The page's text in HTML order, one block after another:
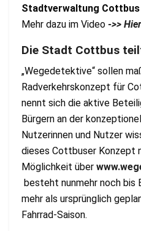
Stadtverwaltung
Mehr dazu im Video ->>
Die Stadt Cottbus
„Wegedetektive“ sollen
Radverkehrskonzept für
nennt sich die aktive
Bürgern an der
Nutzerinnen und Nutzer
dieses Cottbuser Konzept
Möglichkeit über
besteht nunmehr noch bis
mehr als ursprünglich
Fahrrad-Saison.